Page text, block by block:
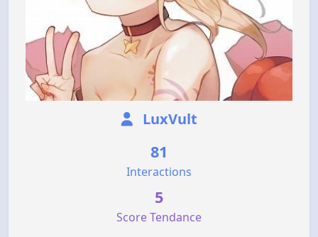
LuxVult
81
Interactions
5
Score Tendance